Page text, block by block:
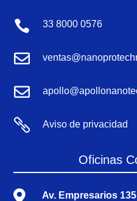
 33 8000 0576


 Aviso de privacidad
Oficinas

Av. Empresarios 135